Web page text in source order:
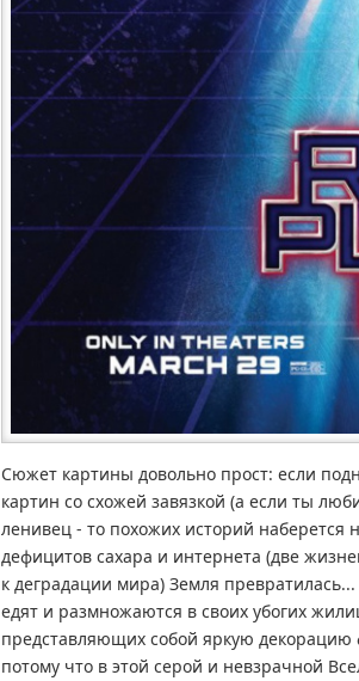
Сюжет картины довольно прост: если
картин со схожей завязкой (а если ты
ленивец - то похожих историй наберется
дефицитов сахара и интернета (две
к деградации мира) Земля
едят и размножаются в своих убогих
представляющих собой яркую декорацию
потому что в этой серой и невзрачной